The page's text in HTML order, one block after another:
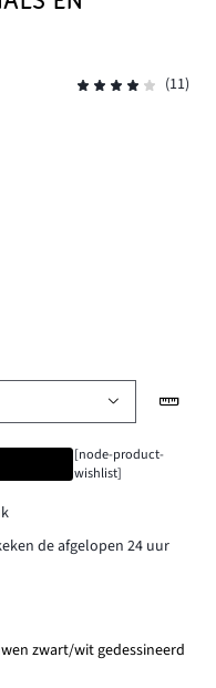
(11)
[node-product-
wishlist]
de afgelopen 24 uur
zwart/wit gedessineerd